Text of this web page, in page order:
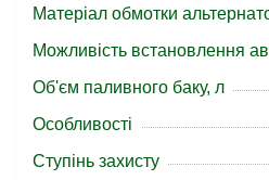
Матеріал обмотки
Можливість встановлення
Об'єм паливного баку, л
Особливості
Ступінь захисту